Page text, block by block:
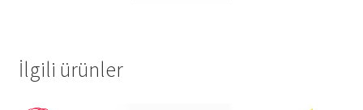
İlgili ürünler